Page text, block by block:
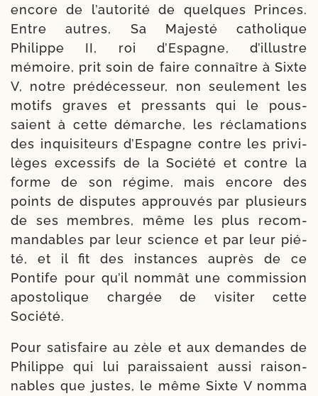
encore de l’au­to­ri­té de quelques Princes.
Entre autres, Sa Majesté catho­lique
Philippe II, roi d’Espagne, d’illustre
mémoire, prit soin de faire connaître à Sixte
V, notre pré­dé­ces­seur, non seule­ment les
motifs graves et pres­sants qui le pous­
saient à cette démarche, les récla­ma­tions
des inqui­si­teurs d’Espagne contre les pri­vi­
lèges exces­sifs de la Société et contre la
forme de son régime, mais encore des
points de dis­putes approu­vés par plu­sieurs
de ses membres, même les plus recom­
man­dables par leur science et par leur pié­
té, et il fit des ins­tances auprès de ce
Pontife pour qu’il nom­mât une com­mis­sion
apos­to­lique char­gée de visi­ter cette
Société.
Pour satis­faire au zèle et aux demandes de
Philippe qui lui parais­saient aus­si rai­son­
nables que justes, le même Sixte V nom­ma